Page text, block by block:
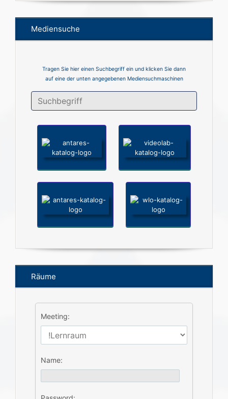
Mediensuche
Tragen Sie hier einen Suchbegriff ein und klicken Sie dann
auf eine der unten angegebenen Mediensuchmaschinen
Räume
Meeting:
Name: